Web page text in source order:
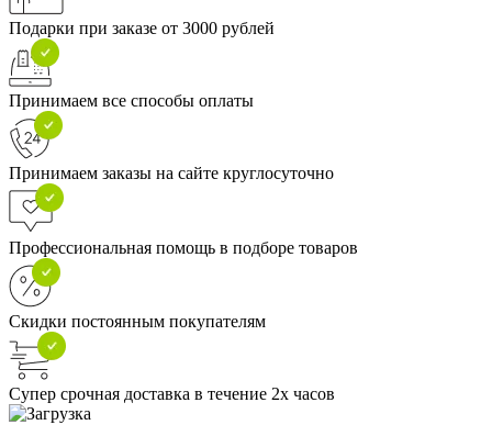
Подарки при заказе от 3000 рублей
Принимаем все способы оплаты
Принимаем заказы на сайте круглосуточно
Профессиональная помощь в подборе товаров
Скидки постоянным покупателям
Супер срочная доставка в течение 2х часов